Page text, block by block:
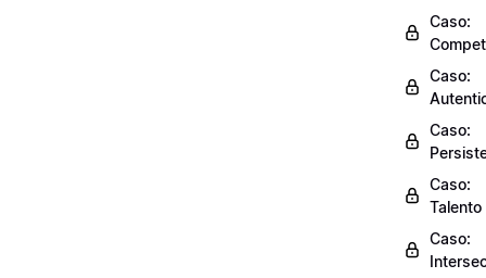
Caso:
Caso:
Caso:
Caso:
Talento
Caso: